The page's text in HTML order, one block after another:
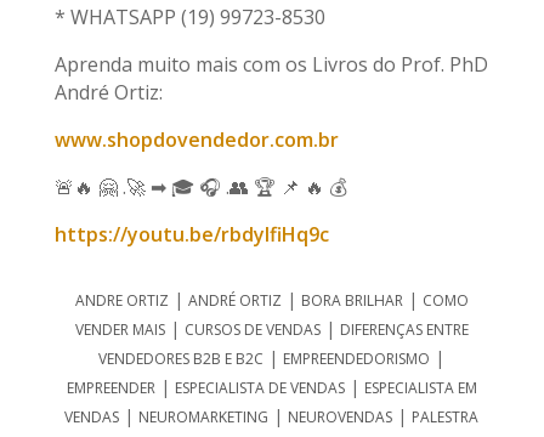
* WHATSAPP (19) 99723-8530
Aprenda muito mais com os Livros do Prof. PhD
André Ortiz:
www.shopdovendedor.com.br
🚨🔥 🤗 .🚀 ➡ 🎓 🎧 .👥 🏆 📌 🔥 💰
https://youtu.be/rbdylfiHq9c
ANDRE ORTIZ | ANDRÉ ORTIZ | BORA BRILHAR| COMO
VENDER MAIS| CURSOS DE VENDAS| DIFERENÇAS ENTRE
VENDEDORES B2B E B2C | EMPREENDEDORISMO |
EMPREENDER| ESPECIALISTA DE VENDAS| ESPECIALISTA EM
VENDAS | NEUROMARKETING | NEUROVENDAS | PALESTRA